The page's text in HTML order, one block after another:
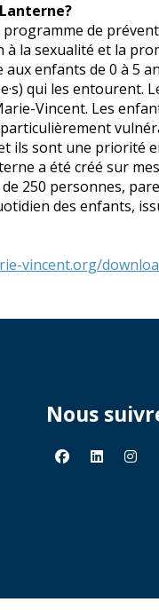
de
à la sexualité et la
enfants de 0 à 5
qui les entourent.
Vincent. Les
ils sont une priorité
a été créé sur
250 personnes,
des enfants,
vincent.org/
Nous
facebooklinkedin